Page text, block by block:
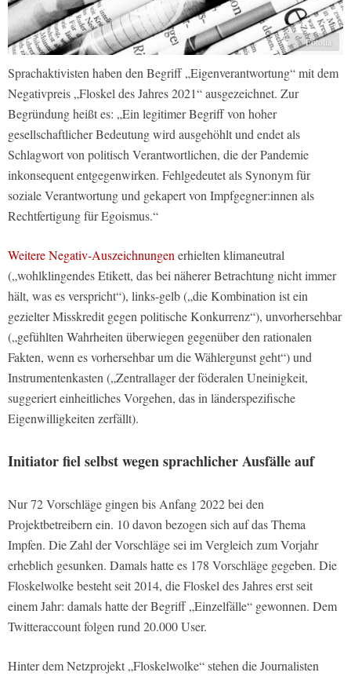
© Fotolia
Sprachaktivisten haben den Begriff „Eigenverantwortung“ mit dem
Negativpreis „Floskel des Jahres 2021“ ausgezeichnet. Zur
Begründung heißt es: „Ein legitimer Begriff von hoher
gesellschaftlicher Bedeutung wird ausgehöhlt und endet als
Schlagwort von politisch Verantwortlichen, die der Pandemie
inkonsequent entgegenwirken. Fehlgedeutet als Synonym für
soziale Verantwortung und gekapert von Impfgegner:innen als
Rechtfertigung für Egoismus.“
Weitere Negativ-Auszeichnungen erhielten klimaneutral
(„wohlklingendes Etikett, das bei näherer Betrachtung nicht immer
hält, was es verspricht“), links-gelb („die Kombination ist ein
gezielter Misskredit gegen politische Konkurrenz“), unvorhersehbar
(„gefühlten Wahrheiten überwiegen gegenüber den rationalen
Fakten, wenn es vorhersehbar um die Wählergunst geht“) und
Instrumentenkasten („Zentrallager der föderalen Uneinigkeit,
suggeriert einheitliches Vorgehen, das in länderspezifische
Eigenwilligkeiten zerfällt).
Initiator fiel selbst wegen sprachlicher Ausfälle auf
Nur 72 Vorschläge gingen bis Anfang 2022 bei den
Projektbetreibern ein. 10 davon bezogen sich auf das Thema
Impfen. Die Zahl der Vorschläge sei im Vergleich zum Vorjahr
erheblich gesunken. Damals hatte es 178 Vorschläge gegeben. Die
Floskelwolke besteht seit 2014, die Floskel des Jahres erst seit
einem Jahr: damals hatte der Begriff „Einzelfälle“ gewonnen. Dem
Twitteraccount folgen rund 20.000 User.
Hinter dem Netzprojekt „Floskelwolke“ stehen die Journalisten